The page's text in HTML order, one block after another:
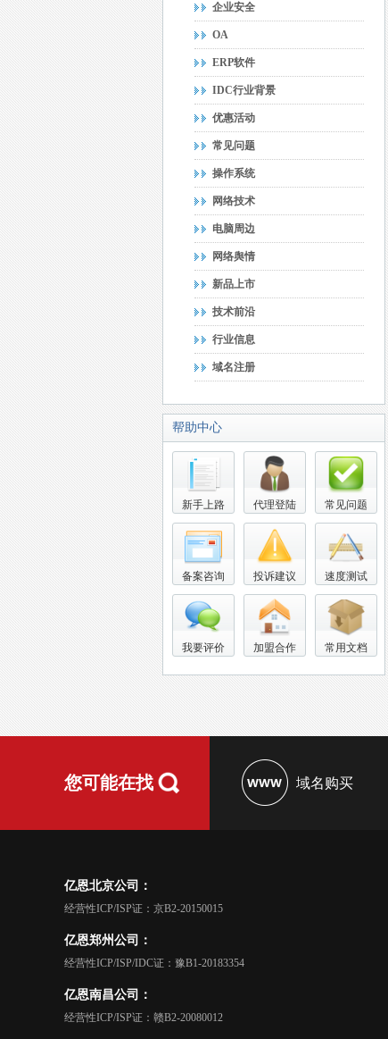
企业安全
OA
ERP软件
IDC行业背景
优惠活动
常见问题
操作系统
网络技术
电脑周边
网络舆情
新品上市
技术前沿
行业信息
域名注册
帮助中心
新手上路 代理登陆 常见问题
备案咨询 投诉建议 速度测试
我要评价 加盟合作 常用文档
您可能在找 域名购买
亿恩北京公司：
经营性ICP/ISP证：京B2-20150015
亿恩郑州公司：
经营性ICP/ISP/IDC证：豫B1-20183354
亿恩南昌公司：
经营性ICP/ISP证：赣B2-20080012